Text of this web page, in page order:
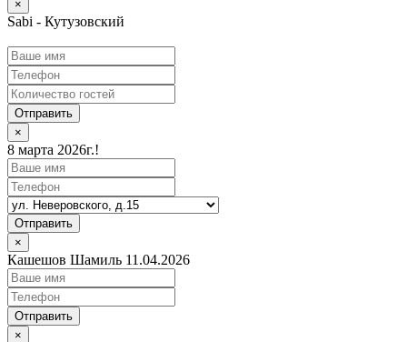
×
Sabi - Кутузовский
Отправить
×
8 марта 2026г.!
Отправить
×
Кашешов Шамиль 11.04.2026
Отправить
×